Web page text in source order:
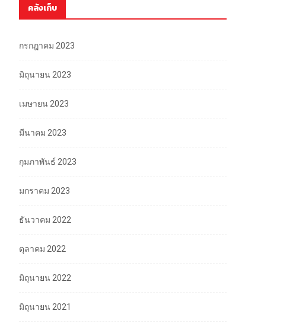
คลังเก็บ
กรกฎาคม 2023
มิถุนายน 2023
เมษายน 2023
มีนาคม 2023
กุมภาพันธ์ 2023
มกราคม 2023
ธันวาคม 2022
ตุลาคม 2022
มิถุนายน 2022
มิถุนายน 2021